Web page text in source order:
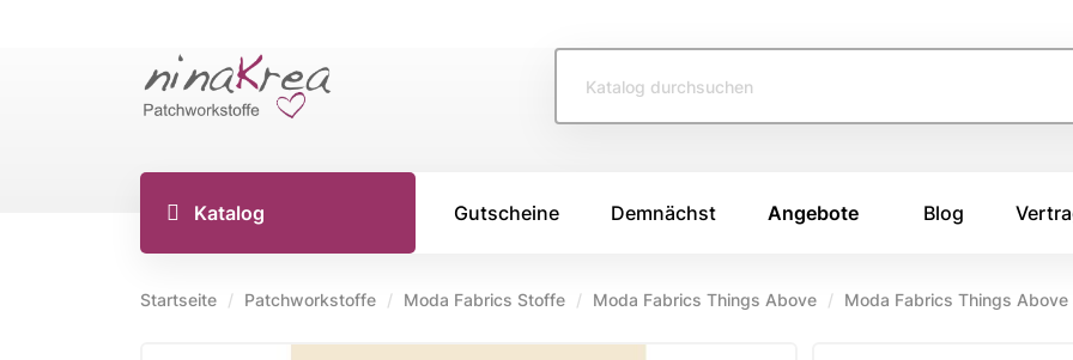
Katalog Gutscheine Demnächst Angebote Blog
Startseite Patchworkstoffe Moda Fabrics Stoffe Moda Fabrics Things Above Moda Fabrics Things